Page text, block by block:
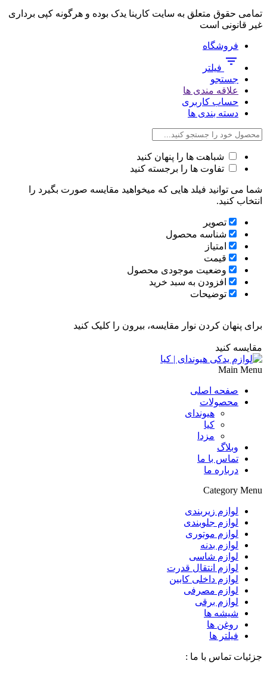
تمامی حقوق متعلق به سایت کارینا یدک بوده و هرگونه کپی برداری
غیر قانونی است
فروشگاه
فیلتر
جستجو
علاقه مندی ها
حساب کاربری
دسته بندی ها
شباهت ها را پنهان کنید
تفاوت ها را برجسته کنید
شما می توانید فیلد هایی که میخواهید مقایسه صورت بگیرد را
انتخاب کنید.
تصویر
شناسه محصول
امتیاز
قیمت
وضعیت موجودی محصول
افزودن به سبد خرید
توضیحات
برای پنهان کردن نوار مقایسه، بیرون را کلیک کنید
مقایسه کنید
Main Menu
صفحه اصلی
محصولات
هیوندای
کیا
مزدا
وبلاگ
تماس با ما
درباره ما
Category Menu
لوازم زیربندی
لوازم جلوبندی
لوازم موتوری
لوازم بدنه
لوازم شاسی
لوازم انتقال قدرت
لوازم داخلی کابین
لوازم مصرفی
لوازم برقی
شیشه ها
روغن ها
فیلتر ها
جزئیات تماس با ما :